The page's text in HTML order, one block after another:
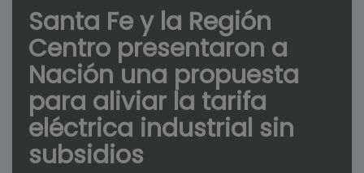
Santa Fe y la Región
Centro presentaron a
Nación una propuesta
para aliviar la tarifa
eléctrica industrial sin
subsidios